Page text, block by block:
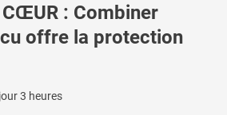
CŒUR : Combiner
offre la protection
3 heures